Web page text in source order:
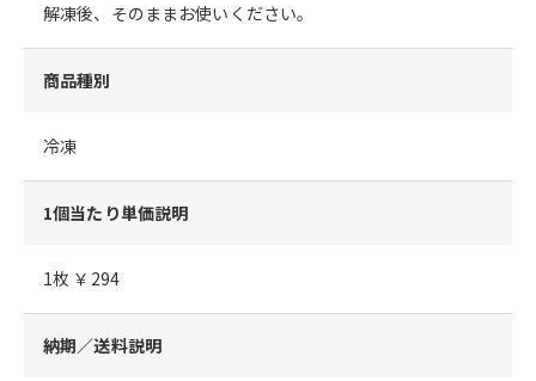
解凍後、そのままお使いください。
商品種別
冷凍
1個当たり単価説明
1枚 ￥294
納期／送料説明